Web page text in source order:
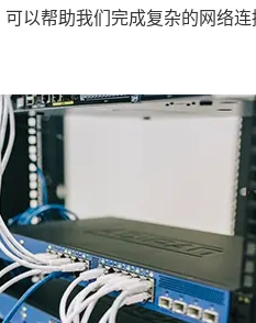
以帮助我们完成复杂的网络